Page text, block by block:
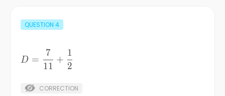
QUESTION 4
D=\frac{7}
{11}+\frac{1}
D =
11
7
+
2
1
CORRECTION